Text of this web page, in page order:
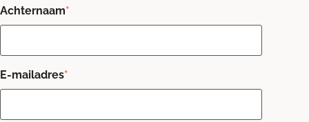
Achternaam*
E-mailadres*